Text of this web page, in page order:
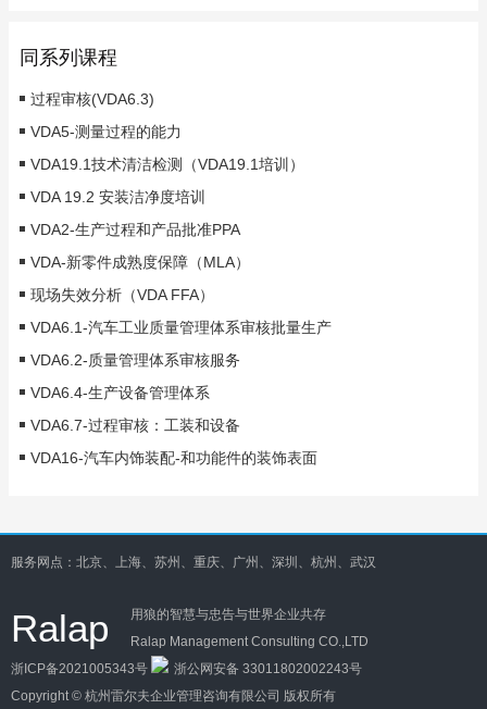
同系列课程
过程审核(VDA6.3)
VDA5-测量过程的能力
VDA19.1技术清洁检测（VDA19.1培训）
VDA 19.2 安装洁净度培训
VDA2-生产过程和产品批准PPA
VDA-新零件成熟度保障（MLA）
现场失效分析（VDA FFA）
VDA6.1-汽车工业质量管理体系审核批量生产
VDA6.2-质量管理体系审核服务
VDA6.4-生产设备管理体系
VDA6.7-过程审核：工装和设备
VDA16-汽车内饰装配-和功能件的装饰表面
服务网点：北京、上海、苏州、重庆、广州、深圳、杭州、武汉
Ralap
用狼的智慧与忠告与世界企业共存
Ralap Management Consulting CO.,LTD
浙ICP备2021005343号
浙公网安备 33011802002243号
Copyright © 杭州雷尔夫企业管理咨询有限公司 版权所有